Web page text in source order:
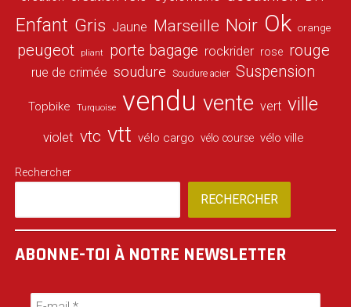
Enfant Gris Jaune Marseille Noir Ok orange
peugeot pliant porte bagage rockrider rose rouge
rue de crimée soudure Soudure acier Suspension
Topbike Turquoise vendu vente vert ville
violet vtc vtt vélo cargo vélo course vélo ville
Rechercher
RECHERCHER
ABONNE-TOI À NOTRE NEWSLETTER